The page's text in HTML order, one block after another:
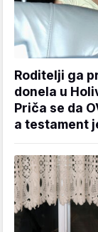
Roditelji ga
donela u
Priča se da
a testament